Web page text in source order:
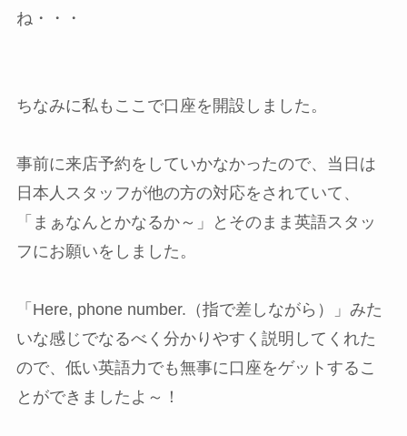
ね・・・
ちなみに私もここで口座を開設しました。
事前に来店予約をしていかなかったので、当日は
日本人スタッフが他の方の対応をされていて、
「まぁなんとかなるか～」とそのまま英語スタッ
フにお願いをしました。
「Here, phone number.（指で差しながら）」みた
いな感じでなるべく分かりやすく説明してくれた
ので、低い英語力でも無事に口座をゲットするこ
とができましたよ～！